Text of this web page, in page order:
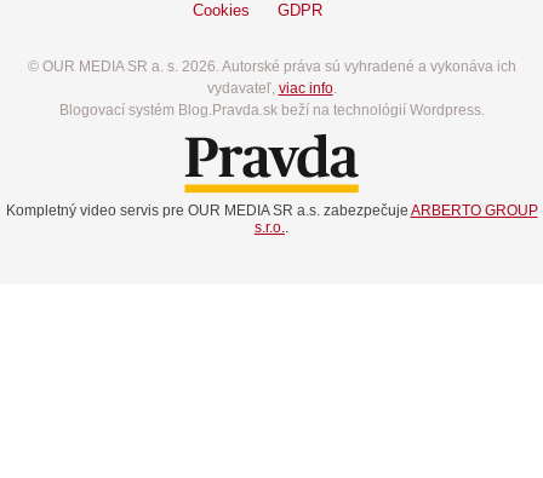
Cookies GDPR
© OUR MEDIA SR a. s. 2026. Autorské práva sú vyhradené a vykonáva ich
vydavateľ, viac info.
Blogovací systém Blog.Pravda.sk beží na technológií Wordpress.
Kompletný video servis pre OUR MEDIA SR a.s. zabezpečuje ARBERTO GROUP
s.r.o..